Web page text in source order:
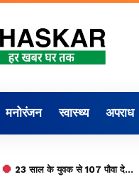
मनोरंजन स्वास्थ्य अपराध
23 साल के युवक से 107 पौवा देशी मसाला पुलिस ने किया जब्त